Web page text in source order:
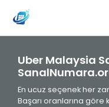
Uber Malaysia
En ucuz seçenek her
Başarı oranlarına göre